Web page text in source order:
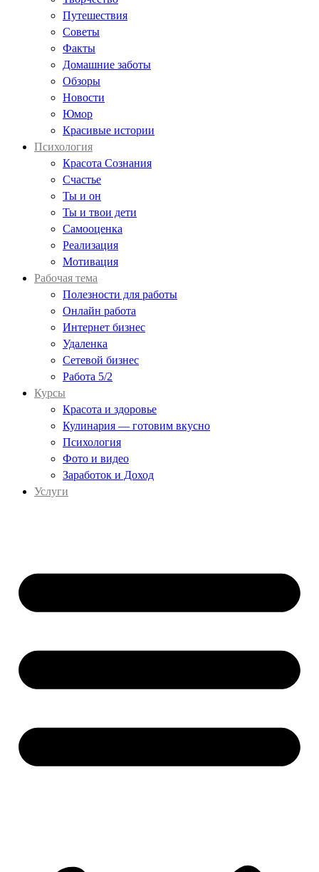
Путешествия
Советы
Факты
Домашние заботы
Обзоры
Новости
Юмор
Красивые истории
Психология
Красота Сознания
Счастье
Ты и он
Ты и твои дети
Самооценка
Реализация
Мотивация
Рабочая тема
Полезности для работы
Онлайн работа
Интернет бизнес
Удаленка
Сетевой бизнес
Работа 5/2
Курсы
Красота и здоровье
Кулинария — готовим вкусно
Психология
Фото и видео
Заработок и Доход
Услуги